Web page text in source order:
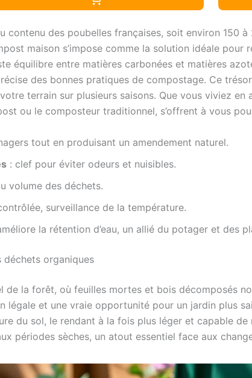
contenu des poubelles françaises, soit environ 150
maison s’impose comme la solution idéale pour
équilibre entre matières carbonées et matières
des bonnes pratiques de compostage. Ce
terrain sur plusieurs saisons. Que vous viviez en
ou le composteur traditionnel, s’offrent à vous
tout en produisant un amendement naturel.
: clef pour éviter odeurs et nuisibles.
volume des déchets.
surveillance de la température.
la rétention d’eau, un allié du potager et des
déchets organiques
de la forêt, où feuilles mortes et bois décomposés
légale et une vraie opportunité pour un jardin plus
du sol, le rendant à la fois plus léger et capable de
périodes sèches, un atout essentiel face aux